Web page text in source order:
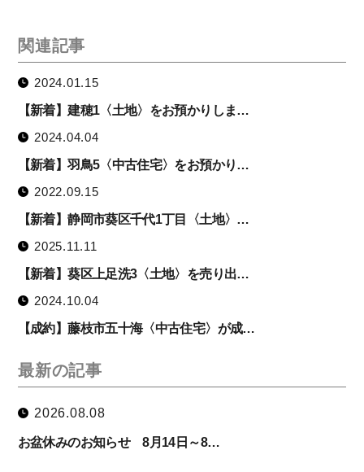
関連記事
2024.01.15
【新着】建穂1〈土地〉をお預かりしま…
2024.04.04
【新着】羽鳥5〈中古住宅〉をお預かり…
2022.09.15
【新着】静岡市葵区千代1丁目〈土地〉…
2025.11.11
【新着】葵区上足洗3〈土地〉を売り出…
2024.10.04
【成約】藤枝市五十海〈中古住宅〉が成…
最新の記事
2026.08.08
お盆休みのお知らせ 8月14日～8…